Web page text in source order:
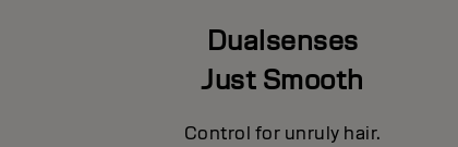
Dualsenses
Just Smooth
Control for unruly hair.